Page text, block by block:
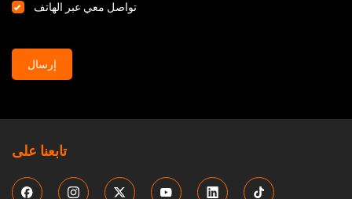
تواصل معي عبر الهاتف
إرسال
تابعنا على